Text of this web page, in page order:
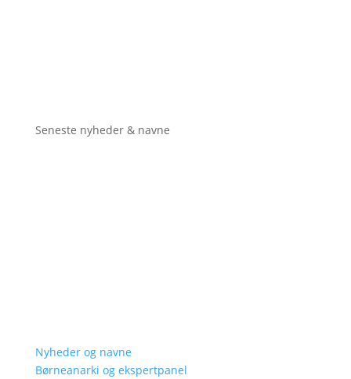
Seneste nyheder & navne
Nyheder og navne
Børneanarki og ekspertpanel